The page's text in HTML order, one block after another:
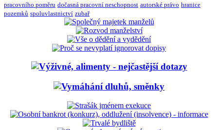
pracovního poměru dočasná pracovní neschopnost autorské právo hranice
pozemků spoluvlastnictví zubař